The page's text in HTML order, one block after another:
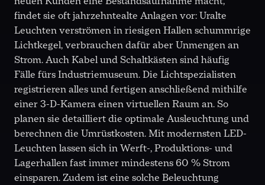
findet sie oft jahrzehntealte Anlagen vor: Uralte
Leuchten verströmen in riesigen Hallen schummrige
Lichtkegel, verbrauchen dafür aber Unmengen an
Strom. Auch Kabel und Schaltkästen sind häufig
Fälle fürs Industriemuseum. Die Lichtspezialisten
registrieren alles und fertigen anschließend mithilfe
einer 3-D-Kamera einen virtuellen Raum an. So
planen sie detailliert die optimale Ausleuchtung und
berechnen die Umrüstkosten. Mit modernsten LED-
Leuchten lassen sich in Werft-, Produktions- und
Lagerhallen fast immer mindestens 60 % Strom
einsparen. Zudem ist eine solche Beleuchtung